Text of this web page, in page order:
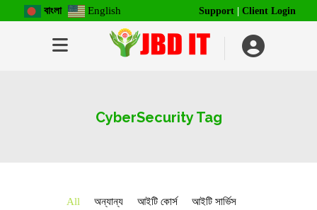
বাংলা English Support Client Login
CyberSecurity Tag
All অন্যান্য আইটি কোর্স
আইটি সার্ভিস